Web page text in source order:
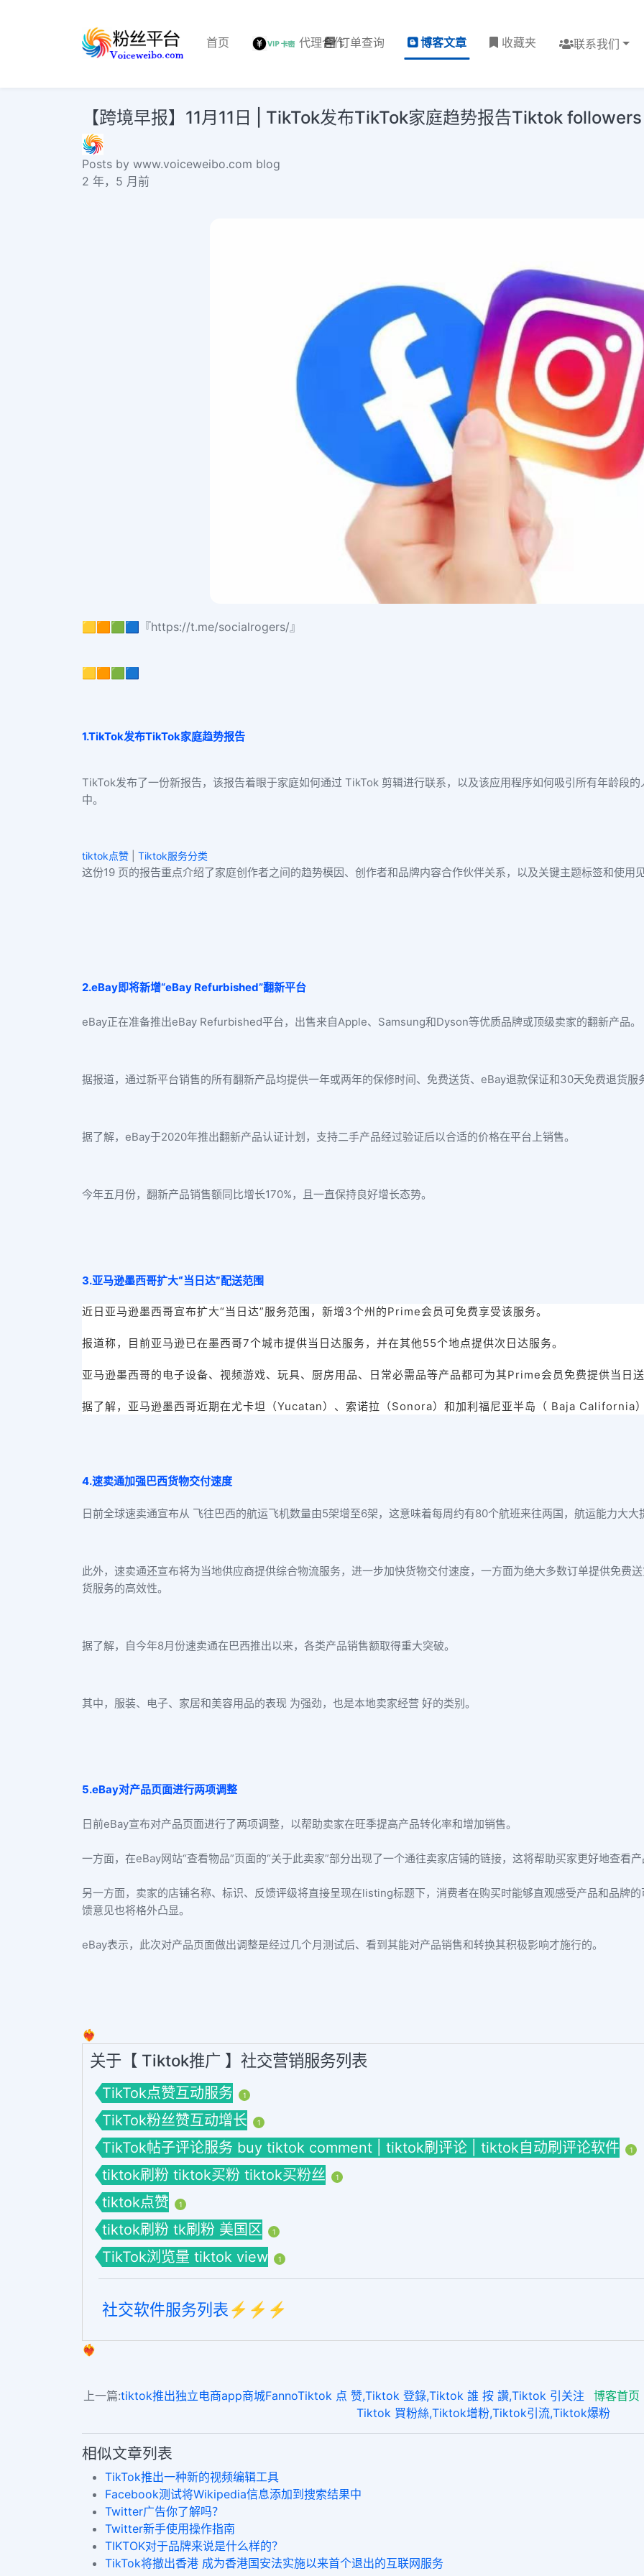
首页 代理合作订单查询 博客文章 收藏夹 联系我们
【跨境早报】11月11日 | TikTok发布TikTok家庭趋势报告Tiktok
Posts by www.voiceweibo.com blog
2 年，5 月前
🟨🟧🟩🟦『https://t.me/socialrogers/』
🟨🟧🟩🟦
1.TikTok发布TikTok家庭趋势报告
TikTok发布了一份新报告，该报告着眼于家庭如何通过 TikTok 剪辑进行联系，以及该应用程序如何吸引所有年龄段
中。
tiktok点赞 Tiktok服务分类
这份19 页的报告重点介绍了家庭创作者之间的趋势模因、创作者和品牌内容合作伙伴关系，以及关键主题标签和使用
2.eBay即将新增“eBay Refurbished”翻新平台
eBay正在准备推出eBay Refurbished平台，出售来自Apple、Samsung和Dyson等优质品牌或顶级卖家的翻新产品。
据报道，通过新平台销售的所有翻新产品均提供一年或两年的保修时间、免费送货、eBay退款保证和30天免费退货服
据了解，eBay于2020年推出翻新产品认证计划，支持二手产品经过验证后以合适的价格在平台上销售。
今年五月份，翻新产品销售额同比增长170%，且一直保持良好增长态势。
3.亚马逊墨西哥扩大“当日达”配送范围
近日亚马逊墨西哥宣布扩大“当日达”服务范围，新增3个州的Prime会员可免费享受该服务。
报道称，目前亚马逊已在墨西哥7个城市提供当日达服务，并在其他55个地点提供次日达服务。
亚马逊墨西哥的电子设备、视频游戏、玩具、厨房用品、日常必需品等产品都可为其Prime会员免费提供当日
据了解，亚马逊墨西哥近期在尤卡坦（Yucatan）、索诺拉（Sonora）和加利福尼亚半岛（ Baja California
4.速卖通加强巴西货物交付速度
日前全球速卖通宣布从 飞往巴西的航运飞机数量由5架增至6架，这意味着每周约有80个航班来往两国，航运能力大
此外，速卖通还宣布将为当地供应商提供综合物流服务，进一步加快货物交付速度，一方面为绝大多数订单提供免费
货服务的高效性。
据了解，自今年8月份速卖通在巴西推出以来，各类产品销售额取得重大突破。
其中，服装、电子、家居和美容用品的表现 为强劲，也是本地卖家经营 好的类别。
5.eBay对产品页面进行两项调整
日前eBay宣布对产品页面进行了两项调整，以帮助卖家在旺季提高产品转化率和增加销售。
一方面，在eBay网站“查看物品”页面的“关于此卖家”部分出现了一个通往卖家店铺的链接，这将帮助买家更好地查看
另一方面，卖家的店铺名称、标识、反馈评级将直接呈现在listing标题下，消费者在购买时能够直观感受产品和品牌
馈意见也将格外凸显。
eBay表示，此次对产品页面做出调整是经过几个月测试后、看到其能对产品销售和转换其积极影响才施行的。
❤️‍🔥
关于【 Tiktok推广 】社交营销服务列表
TikTok点赞互动服务 1
TikTok粉丝赞互动增长 1
TikTok帖子评论服务 buy tiktok comment | tiktok刷评论 | tiktok自动刷评论软件 1
tiktok刷粉 tiktok买粉 tiktok买粉丝 1
tiktok点赞 1
tiktok刷粉 tk刷粉 美国区 1
TikTok浏览量 tiktok view 1
社交软件服务列表⚡️⚡️⚡️
❤️‍🔥
上一篇:tiktok推出独立电商app商城FannoTiktok 点 赞,Tiktok 登錄,Tiktok 誰 按 讚,Tiktok 引关注
博客首页
Tiktok 買粉絲,Tiktok增粉,Tiktok引流,Tiktok爆粉
相似文章列表
TikTok推出一种新的视频编辑工具
Facebook测试将Wikipedia信息添加到搜索结果中
Twitter广告你了解吗？
Twitter新手使用操作指南
TIKTOK对于品牌来说是什么样的？
TikTok将撤出香港 成为香港国安法实施以来首个退出的互联网服务